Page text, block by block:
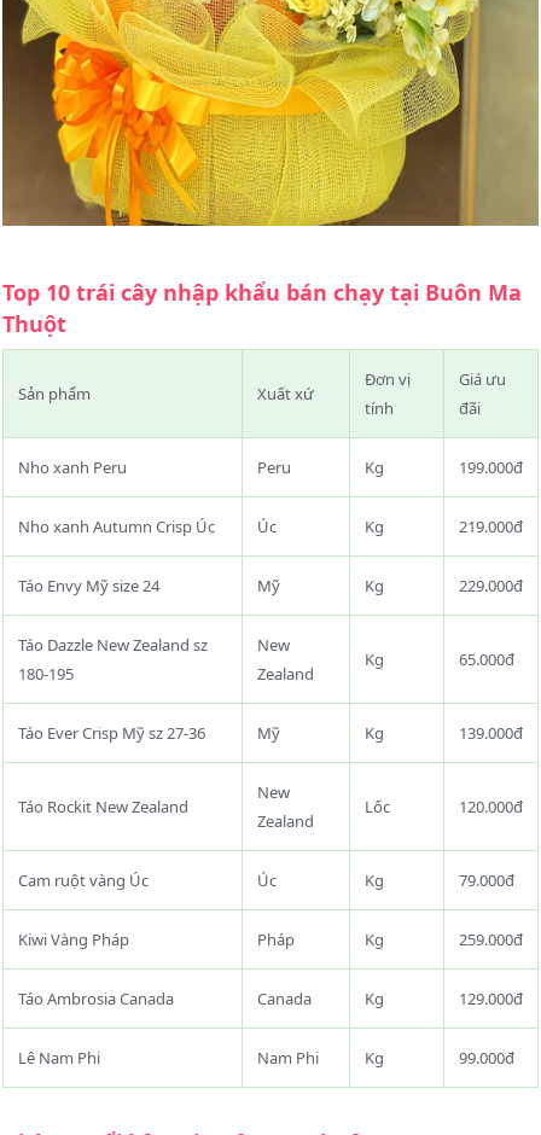
Top 10 trái cây nhập khẩu bán chạy tại Buôn Ma
Thuột
Sản phẩm Xuất xứ
Đơn vị
tính
Giá ưu
đãi
Nho xanh Peru Peru Kg 199.000đ
Nho xanh Autumn Crisp Úc Úc Kg 219.000đ
Táo Envy Mỹ size 24 Mỹ Kg 229.000đ
Táo Dazzle New Zealand sz
180-195
New
Zealand
Kg 65.000đ
Táo Ever Crisp Mỹ sz 27-36 Mỹ Kg 139.000đ
Táo Rockit New Zealand
New
Zealand
Lốc 120.000đ
Cam ruột vàng Úc Úc Kg 79.000đ
Kiwi Vàng Pháp Pháp Kg 259.000đ
Táo Ambrosia Canada Canada Kg 129.000đ
Lê Nam Phi Nam Phi Kg 99.000đ